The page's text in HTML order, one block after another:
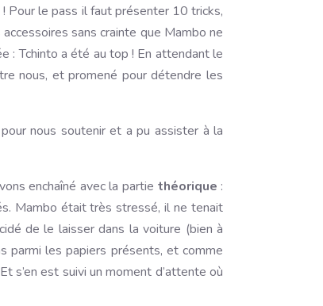
Pour le pass il faut présenter 10 tricks,
sans crainte que Mambo ne
: Tchinto a été au top ! En attendant le
nous, et promené pour détendre les
nous soutenir et a pu assister à la
enchaîné avec la partie théorique :
Mambo était très stressé, il ne tenait
de le laisser dans la voiture (bien à
parmi les papiers présents, et comme
s’en est suivi un moment d’attente où